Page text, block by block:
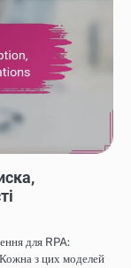
для RPA:
Кожна з цих моделей